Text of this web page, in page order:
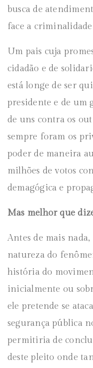
busca de
face a
Um pais cuja
cidadão e de
está longe de ser
presidente e de um
de uns contra os
sempre foram os
poder de maneira
milhões de votos
demagógica e
Mas melhor que
Antes de mais
natureza do
história do
inicialmente ou
ele pretende se
segurança pública
permitiria de
deste pleito onde